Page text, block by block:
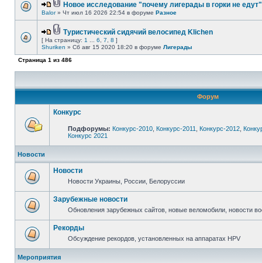
Новое исследование "почему лигерады в горки не
Balor» Чт июл 16 2026 22:54 в форуме Разное
Туристический сидячий велосипед Klichen
[ На страницу: 1 6 7 8 ]
Shuriken » Сб авг 15 2020 18:20 в форуме Лигерады
Страница 1 из 486
Форум
Конкурс
Подфорумы: Конкурс-2010 Конкурс-2011 Конкурс-2012
Конкурс 2021
Новости
Новости
Новости Украины, России, Белоруссии
Зарубежные новости
Обновления зарубежных сайтов, новые веломобили, новости
Рекорды
Обсуждение рекордов, установленных на аппаратах HPV
Мероприятия